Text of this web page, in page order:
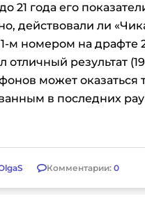
до 21 года его
действовали ли
м номером на драфте
отличный результат
может
в последних
Комментарии: 0